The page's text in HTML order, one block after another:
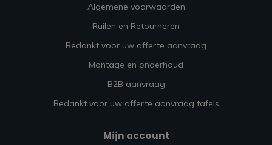
Algemene voorwaarden
Ruilen en Retourneren
Bedankt voor uw offerte aanvraag
Montage en onderhoud
B2B aanvraag
Bedankt voor uw offerte aanvraag tafels
Mijn account